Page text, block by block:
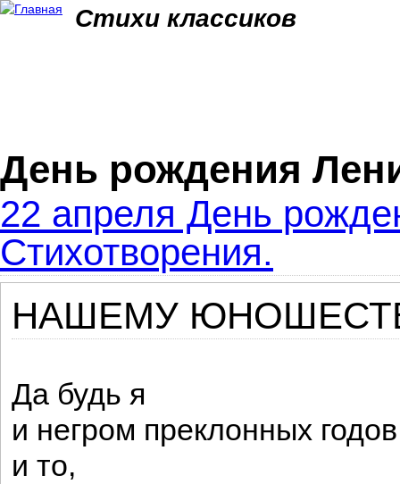
Стихи классиков
День рождения
22 апреля День
Стихотворения.
НАШЕМУ
Да будь я
и негром преклонных
и то,